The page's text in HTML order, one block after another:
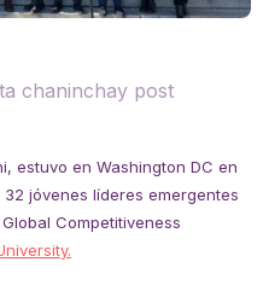
chaninchay post
estuvo en Washington DC en
jóvenes líderes emergentes
Competitiveness